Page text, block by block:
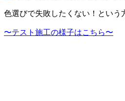
色選びで失敗したくない！という
〜テスト施工の様子はこちら〜